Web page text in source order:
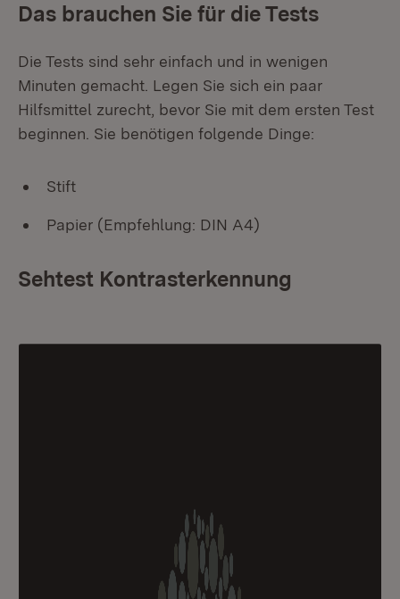
Das brauchen Sie für die Tests
Die Tests sind sehr einfach und in wenigen
Minuten gemacht. Legen Sie sich ein paar
Hilfsmittel zurecht, bevor Sie mit dem ersten Test
beginnen. Sie benötigen folgende Dinge:
Stift
Papier (Empfehlung: DIN A4)
Sehtest Kontrasterkennung